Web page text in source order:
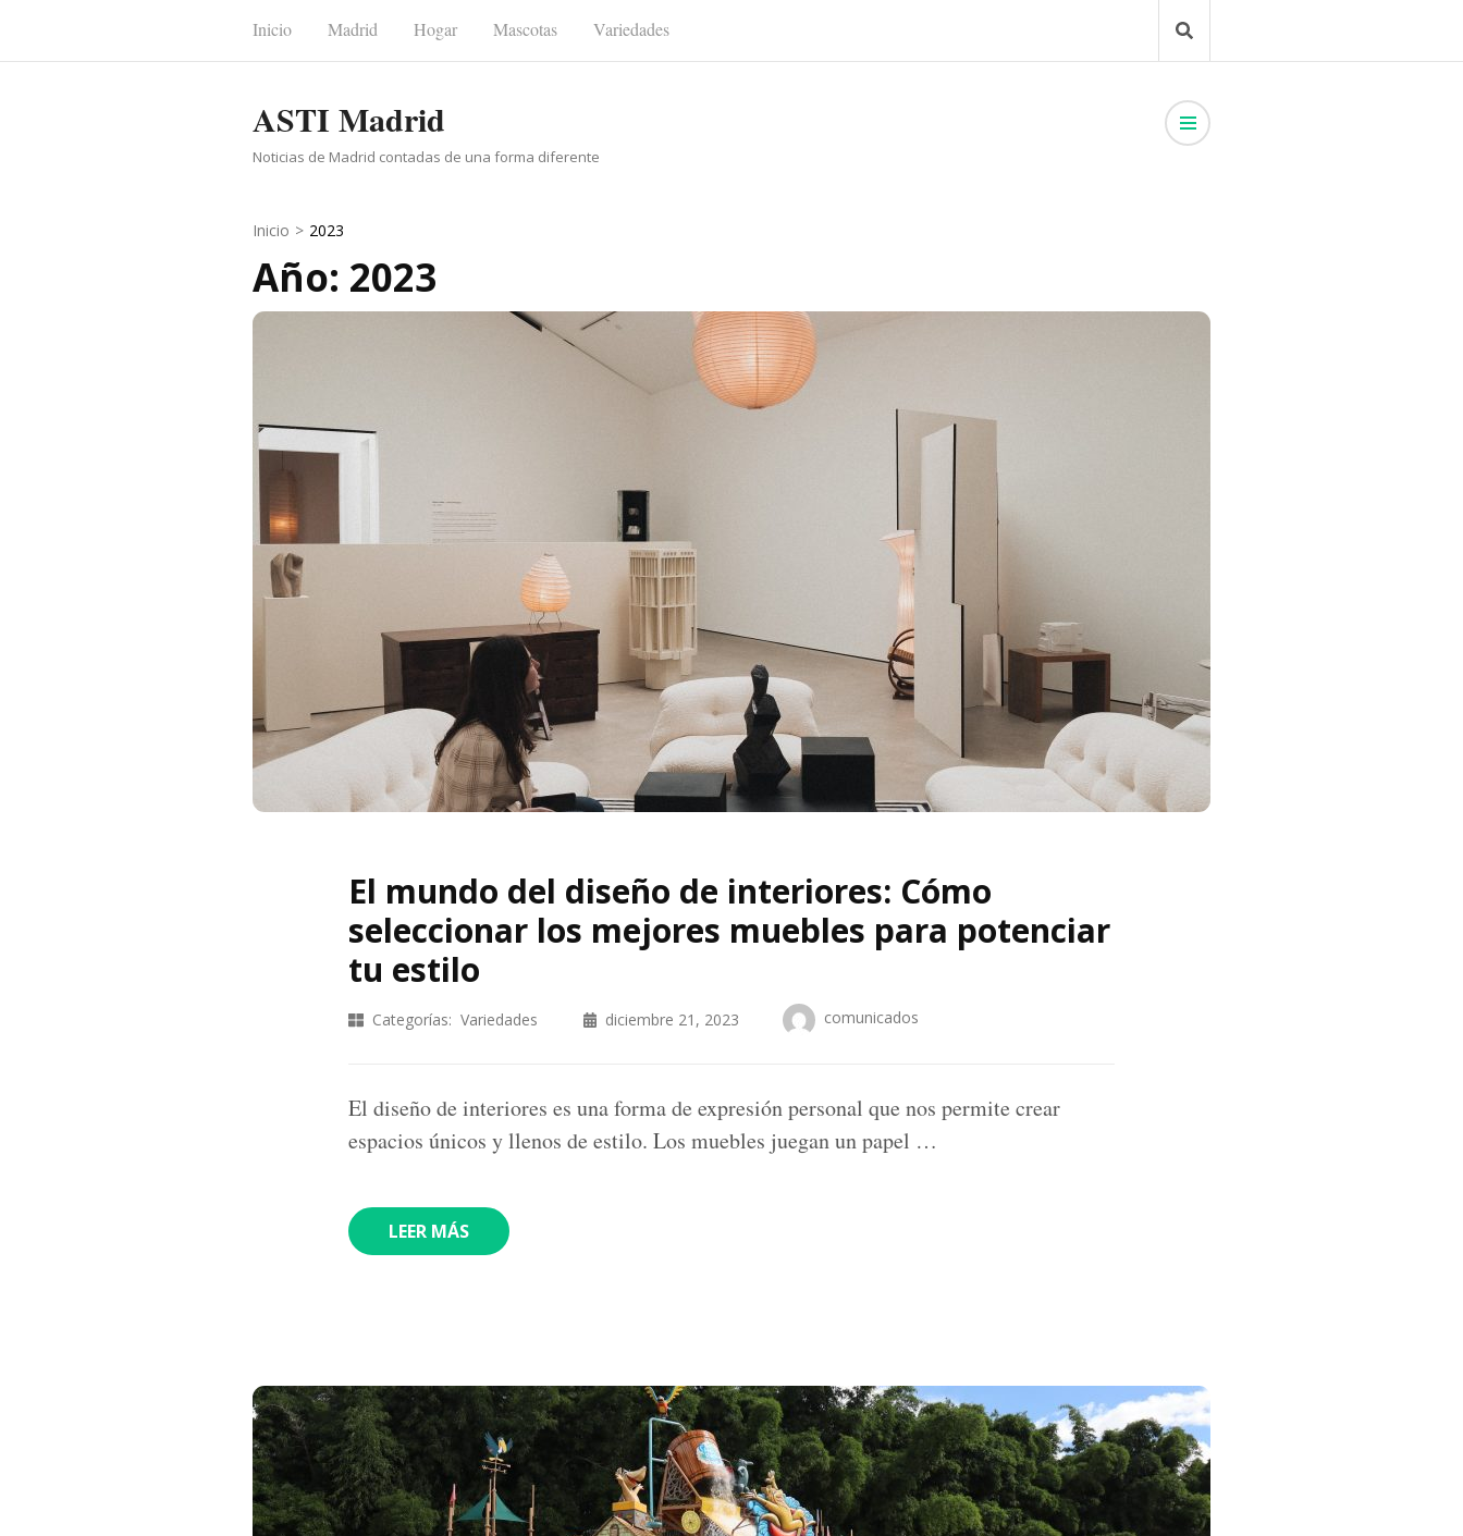
Inicio Madrid Hogar Mascotas Variedades
ASTI Madrid
Noticias de Madrid contadas de una forma diferente
Inicio > 2023
Año: 2023
El mundo del diseño de interiores: Cómo
seleccionar los mejores muebles para potenciar
tu estilo
Categorías: Variedades diciembre 21, 2023 comunicados
El diseño de interiores es una forma de expresión personal que nos permite crear
espacios únicos y llenos de estilo. Los muebles juegan un papel …
LEER MÁS